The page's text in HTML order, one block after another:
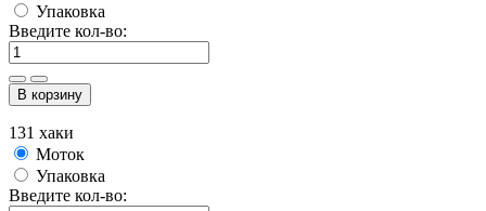
Упаковка
Введите кол-во:
В корзину
131 хаки
Моток
Упаковка
Введите кол-во: